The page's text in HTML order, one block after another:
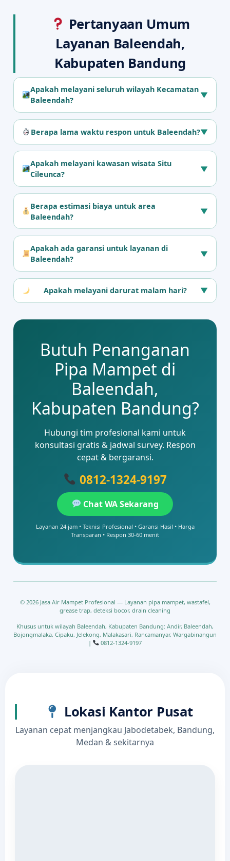
Pertanyaan Umum
Layanan Baleendah,
Kabupaten Bandung
Apakah melayani seluruh wilayah Kecamatan
Baleendah?
▼
Berapa lama waktu respon untuk Baleendah?▼
Apakah melayani kawasan wisata Situ
Cileunca?
▼
Berapa estimasi biaya untuk area
Baleendah?
▼
Apakah ada garansi untuk layanan di
Baleendah?
▼
Apakah melayani darurat malam hari? ▼
Butuh Penanganan
Pipa Mampet di
Baleendah,
Kabupaten Bandung?
Hubungi tim profesional kami untuk
konsultasi gratis & jadwal survey. Respon
cepat & bergaransi.
0812-1324-9197
Chat WA Sekarang
Layanan 24 jam • Teknisi Profesional • Garansi Hasil • Harga
Transparan • Respon 30-60 menit
© 2026 Jasa Air Mampet Profesional — Layanan pipa mampet, wastafel,
grease trap, deteksi bocor, drain cleaning
Khusus untuk wilayah Baleendah, Kabupaten Bandung: Andir, Baleendah,
Bojongmalaka, Cipaku, Jelekong, Malakasari, Rancamanyar, Wargabinangun
|
0812-1324-9197
Lokasi Kantor Pusat
Layanan cepat menjangkau Jabodetabek, Bandung,
Medan & sekitarnya